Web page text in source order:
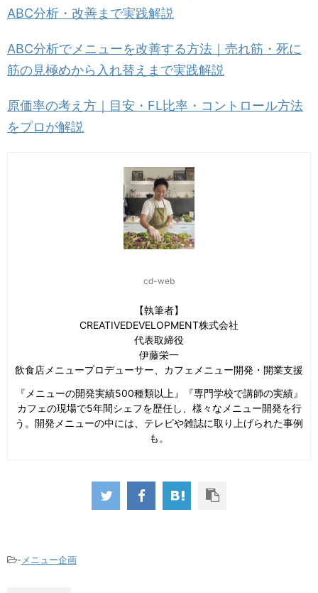
ABC分析・改善まで実践解説
ABC分析でメニューを改善する方法｜売れ筋・死に
筋の見極めから入れ替えまで実践解説
原価率の考え方｜目安・FL比率・コントロール方法
をプロが解説
cd-web
【執筆者】
CREATIVEDEVELOPMENT株式会社
代表取締役
伊藤栄一
飲食店メニュープロデューサー、カフェメニュー開発・開業支援
『メニューの開発実績500種類以上』『専門学校で講師の実績』
カフェの現場で5年間シェフを歴任し、様々なメニュー開発を行
う。開発メニューの中には、テレビや雑誌に取り上げられた事例
も。
- メニュー企画